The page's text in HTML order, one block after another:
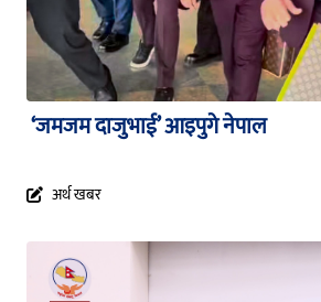
‘जमजम दाजुभाई’ आइपुगे नेपाल
अर्थ खबर